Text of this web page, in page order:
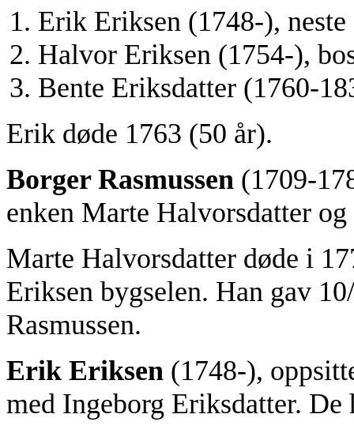
Erik Eriksen (1748-),
Halvor Eriksen (1754-),
Bente Eriksdatter (1760-
Erik døde 1763 (50 år).
Borger Rasmussen (1709-
enken Marte Halvorsdatter
Marte Halvorsdatter døde i
Eriksen bygselen. Han gav
Rasmussen.
Erik Eriksen (1748-),
med Ingeborg Eriksdatter. De